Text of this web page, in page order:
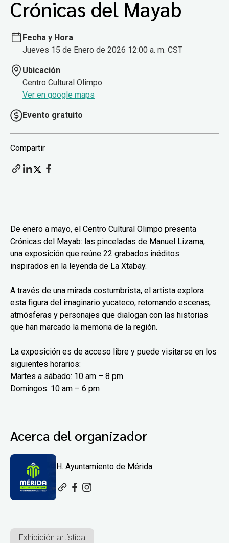
Crónicas del Mayab
Fecha y Hora
Jueves 15 de Enero de 2026 12:00 a. m. CST
Ubicación
Centro Cultural Olimpo
Ver en google maps
Evento gratuito
Compartir
De enero a mayo, el Centro Cultural Olimpo presenta
Crónicas del Mayab: las pinceladas de Manuel Lizama,
una exposición que reúne 22 grabados inéditos
inspirados en la leyenda de La Xtabay.
A través de una mirada costumbrista, el artista explora
esta figura del imaginario yucateco, retomando escenas,
atmósferas y personajes que dialogan con las historias
que han marcado la memoria de la región.
La exposición es de acceso libre y puede visitarse en los
siguientes horarios:
Martes a sábado: 10 am – 8 pm
Domingos: 10 am – 6 pm
Acerca del organizador
H. Ayuntamiento de Mérida
Exhibición artística